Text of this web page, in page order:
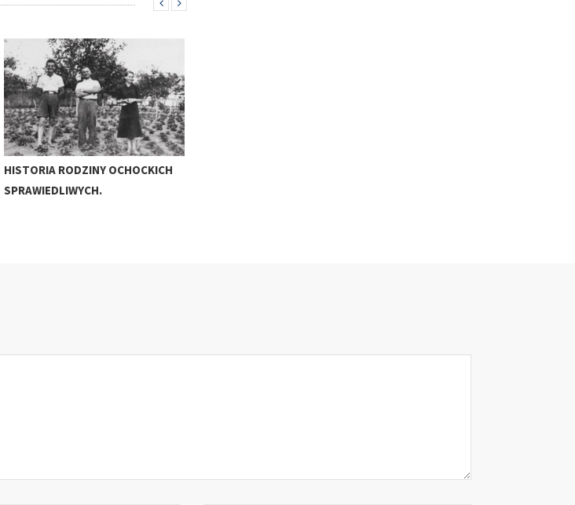
HISTORIA RODZINY OCHOCKICH
SPRAWIEDLIWYCH.